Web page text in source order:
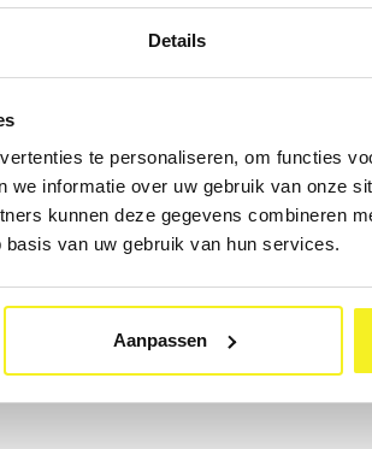
Details
te personaliseren, om functies
we informatie over uw gebruik van onze
kunnen deze gegevens combineren
van uw gebruik van hun services.
Aanpassen
Nu bereikbaar ·